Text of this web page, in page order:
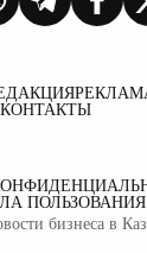
КОНТАКТЫ
ПОЛЬЗОВАНИЯ
бизнеса в